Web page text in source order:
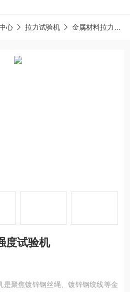
心 拉力试验机 金属材料拉力试验机
度试验机
是聚焦镀锌钢丝绳、镀锌钢绞线等金